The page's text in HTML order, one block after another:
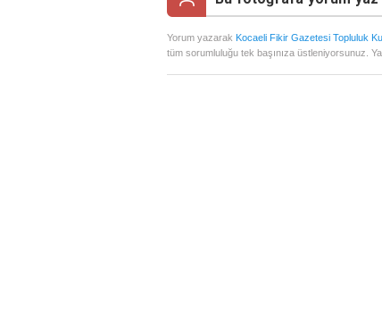
Yorum yazarak Kocaeli Fikir Gazetesi Topluluk
tüm sorumluluğu tek başınıza üstleniyorsunuz.